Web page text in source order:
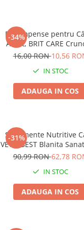
-34%
Recompense pentru
Adult, BRIT CARE
Cracker, Insecte,
16,00 RON10,56
IN STOC
ADAUGA IN COS
-31%
Suplimente Nutritive
VET'S BEST Blanita
60 tablete
90,99 RON62,78
IN STOC
ADAUGA IN COS